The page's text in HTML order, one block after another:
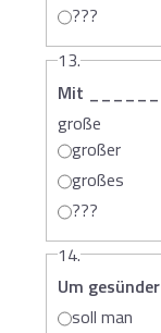
???
13.
Mit ______
große
großer
großes
???
14.
Um
soll man